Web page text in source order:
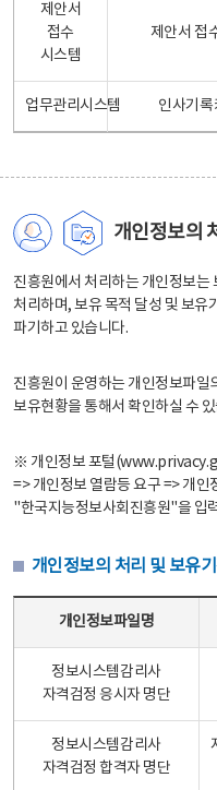
제안서
접수
시스템
제안서 접
업무관리시스템 인사기록
개인정보의
진흥원에서 처리하는 개인정보는
처리하며, 보유 목적 달성 및 보유
파기하고 있습니다.
진흥원이 운영하는 개인정보파일
보유현황을 통해서 확인하실 수
※ 개인정보 포털
=> 개인정보 열람등 요구 => 개인
"한국지능정보사회진흥원"을 입
개인정보의 처리 및 보유
개인정보파일명
정보시스템감리사
자격검정 응시자 명단
정보시스템감리사
자격검정 합격자 명단